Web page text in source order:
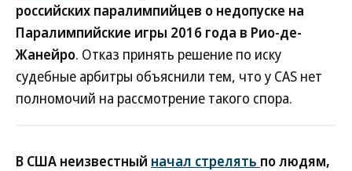
российских паралимпийцев о недопуске на
Паралимпийские игры 2016 года в Рио-де-
Жанейро. Отказ принять решение по иску
судебные арбитры объяснили тем, что у CAS нет
полномочий на рассмотрение такого спора.
В США неизвестный начал стрелять по людям,